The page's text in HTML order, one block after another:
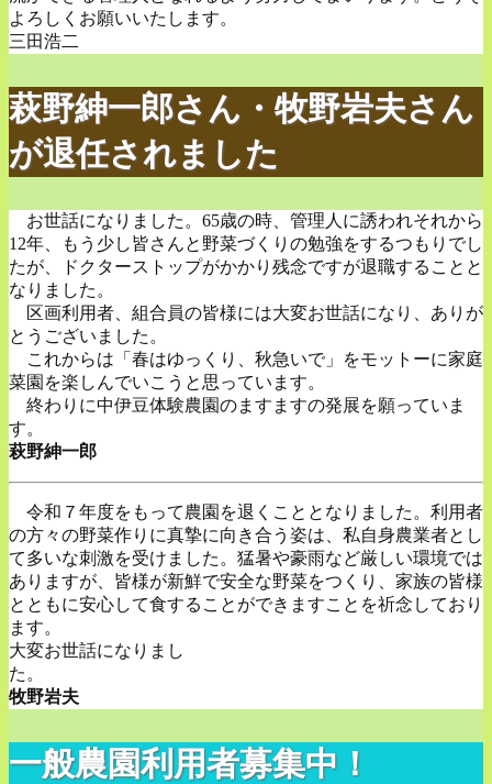
よろしくお願いいたします。
三田浩二
萩野紳一郎さん・牧野岩夫さん
が退任されました
お世話になりました。65歳の時、管理人に誘われそれから
12年、もう少し皆さんと野菜づくりの勉強をするつもりでし
たが、ドクターストップがかかり残念ですが退職することと
なりました。
区画利用者、組合員の皆様には大変お世話になり、ありが
とうございました。
これからは「春はゆっくり、秋急いで」をモットーに家庭
菜園を楽しんでいこうと思っています。
終わりに中伊豆体験農園のますますの発展を願っていま
す。
萩野紳一郎
令和７年度をもって農園を退くこととなりました。利用者
の方々の野菜作りに真摯に向き合う姿は、私自身農業者とし
て多いな刺激を受けました。猛暑や豪雨など厳しい環境では
ありますが、皆様が新鮮で安全な野菜をつくり、家族の皆様
とともに安心して食することができますことを祈念しており
ます。
大変お世話になりまし
た。
牧野岩夫
一般農園利用者募集中！